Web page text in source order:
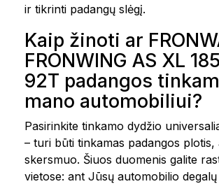
ir tikrinti padangų slėgį.
Kaip žinoti ar
FRONWING AS XL
92T padangos
mano automobiliui?
Pasirinkite tinkamo dydžio
– turi būti tinkamas padangos plotis,
skersmuo. Šiuos duomenis galite
vietose: ant Jūsų automobilio